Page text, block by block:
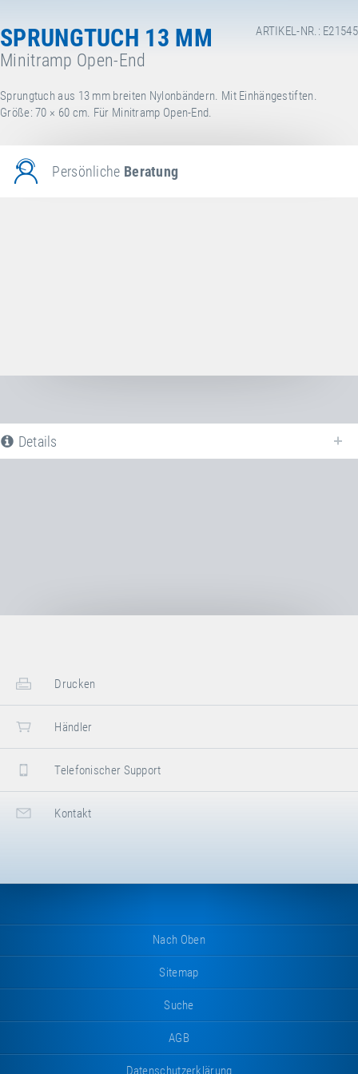
ARTIKEL-NR.: E21545
SPRUNGTUCH 13 MM
Minitramp Open-End
Sprungtuch aus 13 mm breiten Nylonbändern. Mit Einhängestiften.
Größe: 70 × 60 cm. Für Minitramp Open-End.
Persönliche Beratung
Details
Drucken
Händler
Telefonischer Support
Kontakt
Nach Oben
Sitemap
Suche
AGB
Datenschutzerklärung